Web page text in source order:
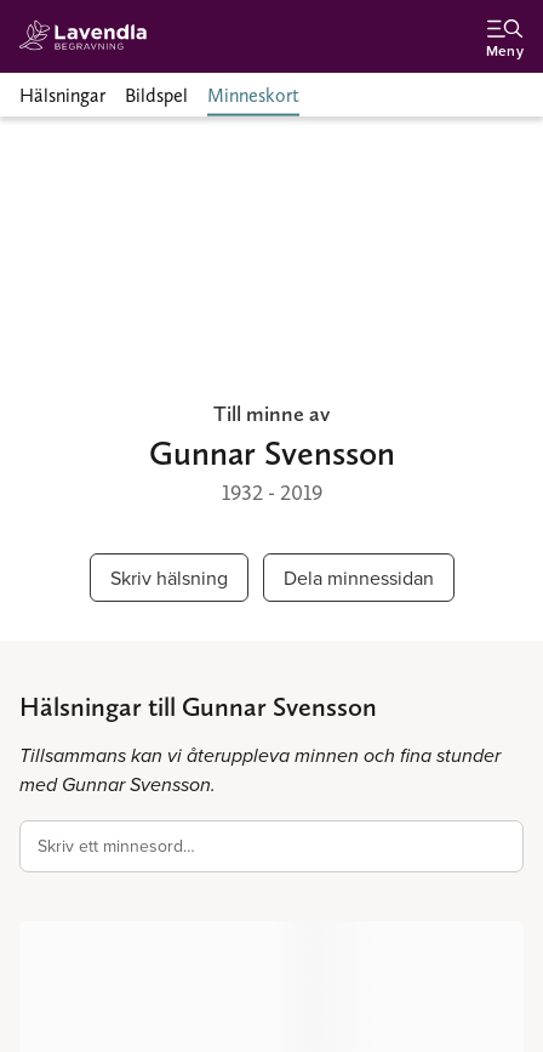
Meny
Hälsningar Bildspel Minneskort
Till minne av
Gunnar Svensson
1932 - 2019
Skriv hälsning Dela minnessidan
Hälsningar till Gunnar Svensson
Tillsammans kan vi återuppleva minnen och fina stunder
med Gunnar Svensson.
Skriv ett minnesord…